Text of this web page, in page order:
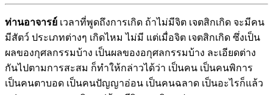
ท่านอาจารย์ เวลาที่พูดถึงการเกิด ถ้าไม่มีจิต เจตสิกเกิด จะมีคน
มีสัตว์ ประเภทต่างๆ เกิดไหม ไม่มี แต่เมื่อจิต เจตสิกเกิด ซึ่งเป็น
ผลของกุศลกรรมบ้าง เป็นผลของอกุศลกรรมบ้าง ละเอียดต่าง
กันไปตามการสะสม ก็ทำให้กล่าวได้ว่า เป็นคน เป็นคนพิการ
เป็นคนตาบอด เป็นคนปัญญาอ่อน เป็นคนฉลาด เป็นอะไรก็แล้ว